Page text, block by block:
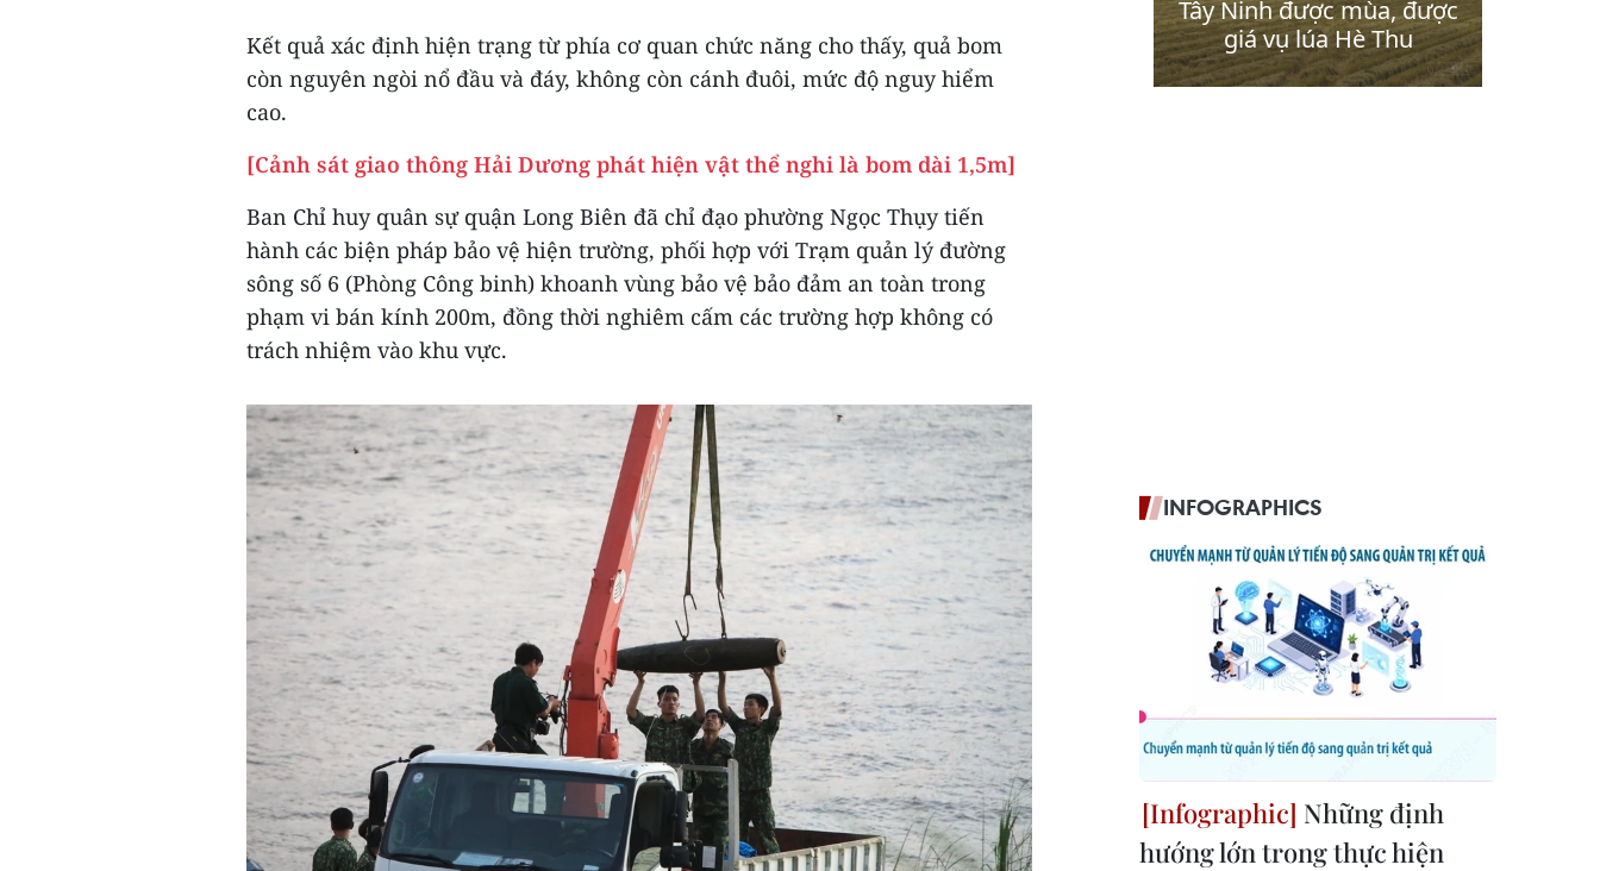
Kết quả xác định hiện trạng từ phía cơ quan chức năng cho thấy, quả bom
còn nguyên ngòi nổ đầu và đáy, không còn cánh đuôi, mức độ nguy hiểm
cao.
[Cảnh sát giao thông Hải Dương phát hiện vật thể nghi là bom dài 1,5m]
Ban Chỉ huy quân sự quận Long Biên đã chỉ đạo phường Ngọc Thụy tiến
hành các biện pháp bảo vệ hiện trường, phối hợp với Trạm quản lý đường
sông số 6 (Phòng Công binh) khoanh vùng bảo vệ bảo đảm an toàn trong
phạm vi bán kính 200m, đồng thời nghiêm cấm các trường hợp không có
trách nhiệm vào khu vực.
INFOGRAPHICS
Những định
hướng lớn trong thực hiện